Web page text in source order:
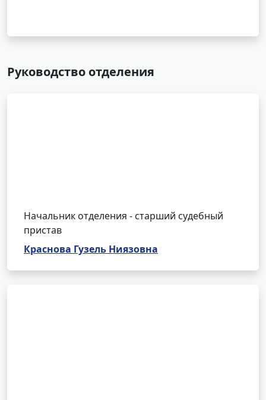
Руководство отделения
Начальник отделения - старший судебный
пристав
Краснова Гузель Ниязовна